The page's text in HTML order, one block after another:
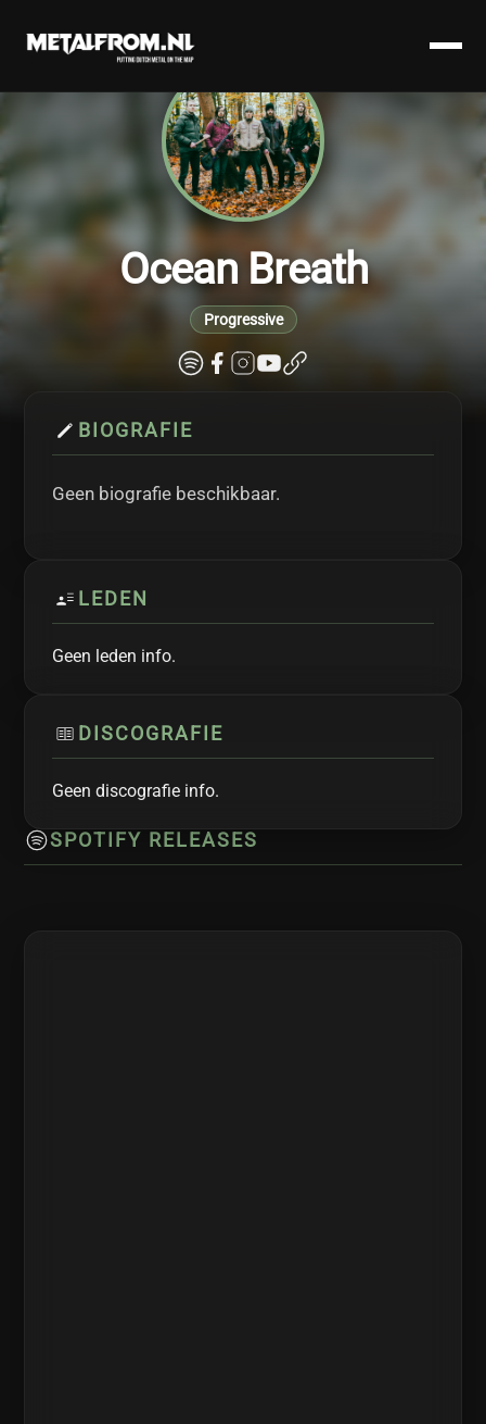
Ocean Breath
Progressive
BIOGRAFIE
Geen biografie beschikbaar.
LEDEN
Geen leden info.
DISCOGRAFIE
Geen discografie info.
SPOTIFY RELEASES